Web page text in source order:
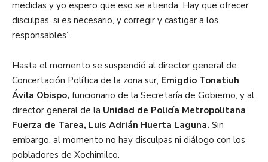
medidas y yo espero que eso se atienda. Hay que ofrecer
disculpas, si es necesario, y corregir y castigar a los
responsables”.
Hasta el momento se suspendió al director general de
Concertación Política de la zona sur, Emigdio Tonatiuh
Ávila Obispo, funcionario de la Secretaría de Gobierno, y al
director general de la Unidad de Policía Metropolitana
Fuerza de Tarea, Luis Adrián Huerta Laguna. Sin
embargo, al momento no hay disculpas ni diálogo con los
pobladores de Xochimilco.